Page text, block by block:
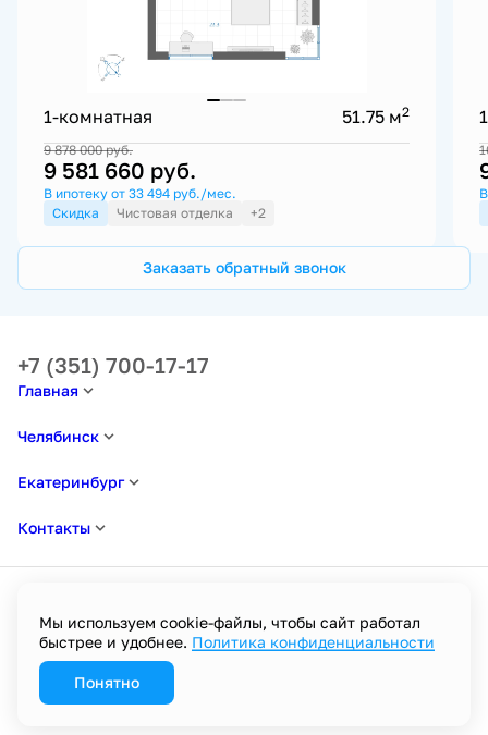
1-комнатная 51.75 м2
9 878 000руб.
9 581 660 руб.
В ипотеку от 33 494 руб./мес.
Скидка
Чистовая отделка +2
Заказать обратный звонок
Главная
Челябинск
Екатеринбург
Контакты
+7 (351) 700-17-17
Политика в отношении обработки персональных данных
Пользовательское соглашение
Мы используем cookie-файлы, чтобы сайт работал
быстрее и удобнее. Политика конфиденциальности
Понятно